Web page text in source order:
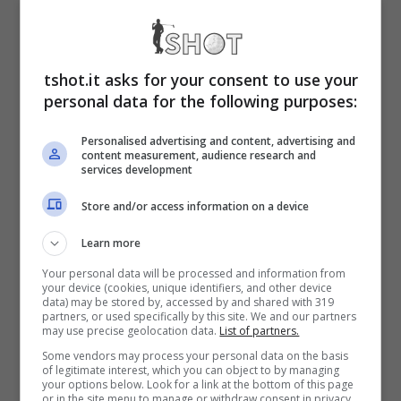
eccezionali. Per quanto riguarda invece la
sua vita privata, nel corso degli anni Diletta è
stata accostata a presunti flirt con importanti
uomini dello spettacolo e non solo. Tra
conferme, poche, e smentite, alla fineè
adesso innamoratissima di Loris Karius
Circa due anni fa il portiere del Newcastle ha
conquistato il cuore della meravigliosa
siciliana: una coppia molto affiatata reduce
da un lietissimo evento. Lo scorso 16 agosto,
giorno del 32esimo compleanno della Leotta,
tshot.it asks for your consent to use your
personal data for the following purposes:
Personalised advertising and content, advertising and
content measurement, audience research and
services development
Store and/or access information on a device
Learn more
Your personal data will be processed and information from
your device (cookies, unique identifiers, and other device
data) may be stored by, accessed by and shared with 319
partners, or used specifically by this site. We and our partners
may use precise geolocation data. List of partners.
Some vendors may process your personal data on the basis
of legitimate interest, which you can object to by managing
your options below. Look for a link at the bottom of this page